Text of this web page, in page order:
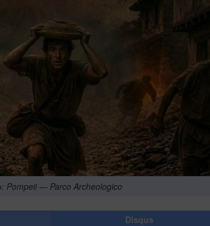
Pompeii — Parco Archeologico
Disqus